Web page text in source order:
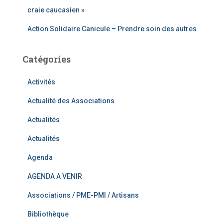
craie caucasien »
Action Solidaire Canicule – Prendre soin des autres
Catégories
Activités
Actualité des Associations
Actualités
Actualités
Agenda
AGENDA A VENIR
Associations / PME-PMI / Artisans
Bibliothèque